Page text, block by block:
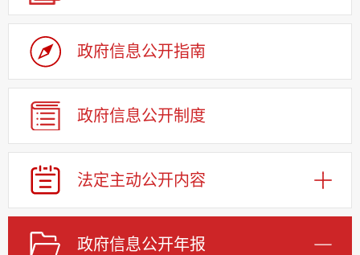
政府信息公开指南
政府信息公开制度
法定主动公开内容
政府信息公开年报